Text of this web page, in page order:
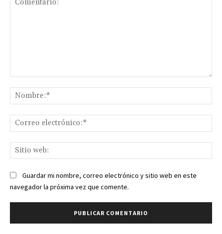
Guardar mi nombre, correo electrónico y sitio web en este
navegador la próxima vez que comente.